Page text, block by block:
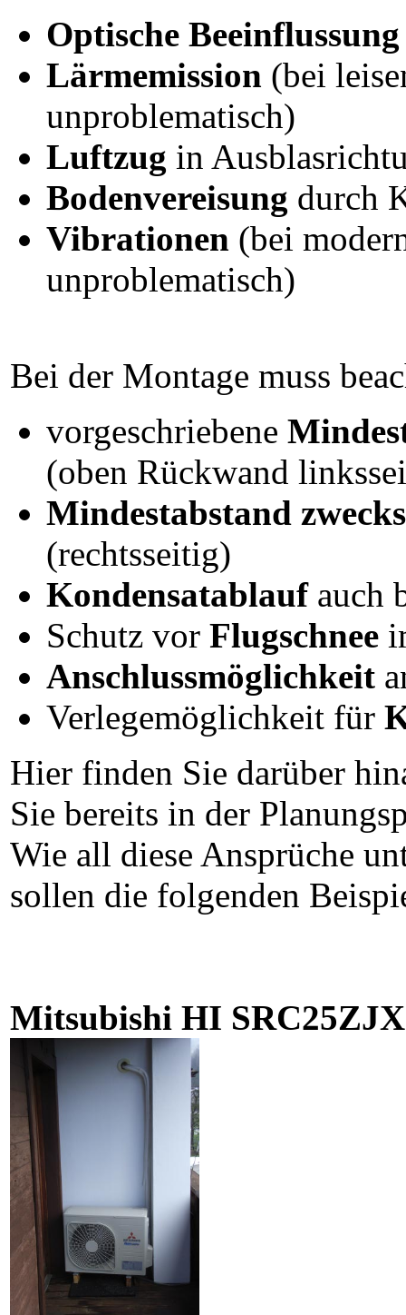
Optische Beeinflussung
Lärmemission (bei
unproblematisch)
Luftzug in
Bodenvereisung durch
Vibrationen (bei
unproblematisch)
Bei der Montage muss
vorgeschriebene
(oben Rückwand
Mindestabstand
(rechtsseitig)
Kondensatablaufauch
Schutz vor Flugschnee
Anschlussmöglichkeit
Verlegemöglichkeit für
Hier finden Sie darüber
Sie bereits in der
Wie all diese Ansprüche
sollen die folgenden
Mitsubishi HI